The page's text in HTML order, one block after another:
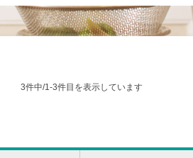
3件中/1-3件目を表示しています